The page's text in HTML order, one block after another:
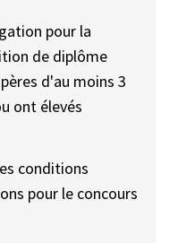
pour la
de diplôme
d'au moins 3
ont élevés
conditions
pour le concours